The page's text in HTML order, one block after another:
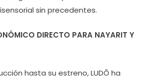
sin precedentes.
DIRECTO PARA NAYARIT Y
hasta su estreno, LUDÕ ha